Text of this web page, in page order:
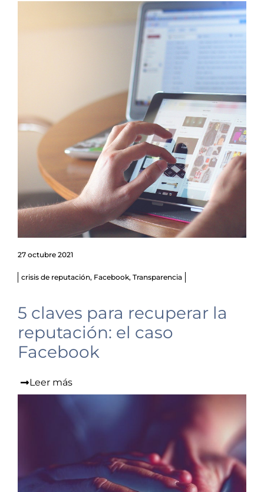
27 octubre 2021
crisis de reputación, Facebook, Transparencia
5 claves para recuperar la
reputación: el caso
Facebook
Leer más